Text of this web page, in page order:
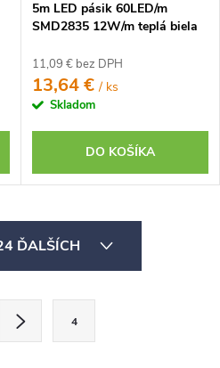
5m LED pásik 60LED/m
SMD2835 12W/m teplá biela
11,09 € bez DPH
13,64 €/ ks
Skladom
DO KOŠÍKA
ĎALŠÍCH
4